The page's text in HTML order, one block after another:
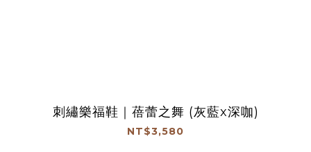
刺繡樂福鞋｜蓓蕾之舞 (灰藍x深咖)
NT$3,580